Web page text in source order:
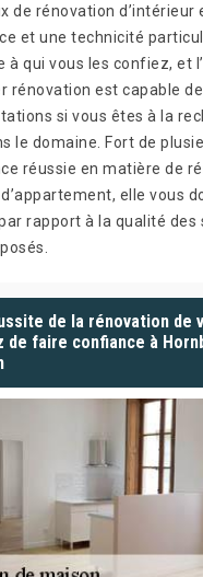
de rénovation d’intérieur
et une technicité
à qui vous les confiez, et
rénovation est capable
si vous êtes à la
le domaine. Fort de
réussie en matière de
elle vous
rapport à la qualité des
de la rénovation de
de faire confiance à